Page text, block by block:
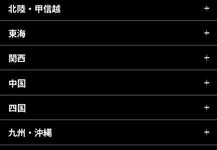
青森県
秋田県
岩手県
宮城県
福島県
茨城県
栃木県
群馬県
千葉県
東京都
神奈川県
北陸・甲信越
新潟県
富山県
石川県
山梨県
長野県
東海
岐阜県
静岡県
愛知県
関西
滋賀県
京都府
大阪府
中国
広島県
岡山県
四国
愛媛県
九州・沖縄